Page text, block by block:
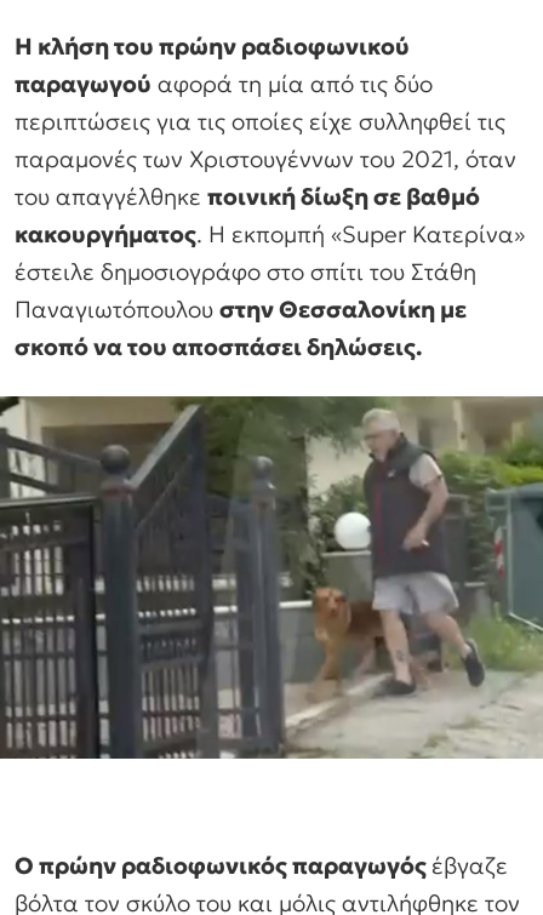
Η κλήση του πρώην ραδιοφωνικού
παραγωγού αφορά τη μία από τις δύο
περιπτώσεις για τις οποίες είχε συλληφθεί τις
παραμονές των Χριστουγέννων του 2021, όταν
του απαγγέλθηκε ποινική δίωξη σε βαθμό
κακουργήματος. Η εκπομπή «Super Κατερίνα»
έστειλε δημοσιογράφο στο σπίτι του Στάθη
Παναγιωτόπουλου στην Θεσσαλονίκη με
σκοπό να του αποσπάσει δηλώσεις.
Ο πρώην ραδιοφωνικός παραγωγός έβγαζε
βόλτα τον σκύλο του και μόλις αντιλήφθηκε τον